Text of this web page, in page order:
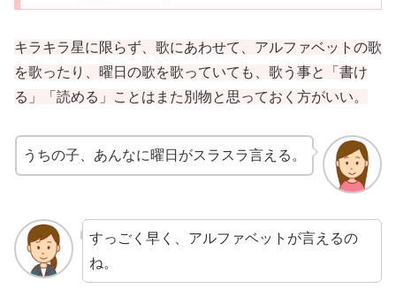
キラキラ星に限らず、歌にあわせて、アルファベットの歌
を歌ったり、曜日の歌を歌っていても、歌う事と「書け
る」「読める」ことはまた別物と思っておく方がいい。
うちの子、あんなに曜日がスラスラ言える。
すっごく早く、アルファベットが言えるの
ね。